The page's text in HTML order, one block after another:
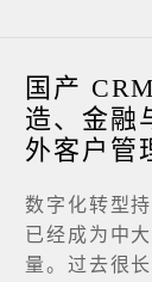
国产
造、金融
外客户管
数字化转型
已经成为中
量。过去很